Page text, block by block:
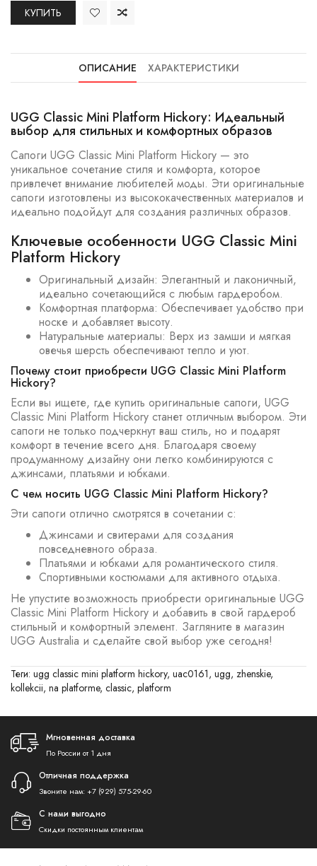
КУПИТЬ
ОПИСАНИЕ ХАРАКТЕРИСТИКИ
UGG Classic Mini Platform Hickory: Идеальный
выбор для стильных и комфортных образов
Сапоги UGG Classic Mini Platform Hickory — это
уникальное сочетание стиля и комфорта, которое
привлечет внимание любителей моды. Эти оригинальные
сапоги изготовлены из высококачественных материалов и
идеально подойдут для создания различных образов.
Ключевые особенности UGG Classic Mini
Platform Hickory
Оригинальный дизайн: Элегантный и лаконичный,
идеально сочетающийся с любым гардеробом.
Комфортная платформа: Обеспечивает удобство при
носке и добавляет высоту.
Натуральные материалы: Верх из замши и мягкая
овечья шерсть обеспечивают тепло и уют.
Почему стоит приобрести UGG Classic Mini Platform
Hickory?
Если вы ищете, где купить оригинальные сапоги, UGG
Classic Mini Platform Hickory станет отличным выбором. Эти
сапоги не только подчеркнут ваш стиль, но и подарят
комфорт в течение всего дня. Благодаря своему
продуманному дизайну они легко комбинируются с
джинсами, платьями и юбками.
С чем носить UGG Classic Mini Platform Hickory?
Эти сапоги отлично смотрятся в сочетании с:
Джинсами и свитерами для создания
повседневного образа.
Платьями и юбками для романтического стиля.
Спортивными костюмами для активного отдыха.
Не упустите возможность приобрести оригинальные UGG
Classic Mini Platform Hickory и добавить в свой гардероб
стильный и комфортный элемент. Загляните в магазин
UGG Australia и сделайте свой выбор уже сегодня!
Теги: ugg classic mini platform hickory, uac0161, ugg, zhenskie,
kollekcii, na platforme, classic, platform
Мгновенная доставка
По России от 1 дня
Отличная поддержка
Звоните нам: +7 (929) 575-29-60
С нами выгодно
Скидки постоянным клиентам